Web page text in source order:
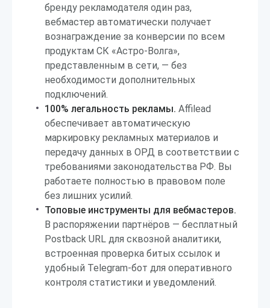
бренду рекламодателя один раз,
вебмастер автоматически получает
вознаграждение за конверсии по всем
продуктам СК «Астро-Волга»,
представленным в сети, — без
необходимости дополнительных
подключений.
100% легальность рекламы. Affilead
обеспечивает автоматическую
маркировку рекламных материалов и
передачу данных в ОРД в соответствии с
требованиями законодательства РФ. Вы
работаете полностью в правовом поле
без лишних усилий.
Топовые инструменты для вебмастеров.
В распоряжении партнёров — бесплатный
Postback URL для сквозной аналитики,
встроенная проверка битых ссылок и
удобный Telegram-бот для оперативного
контроля статистики и уведомлений.